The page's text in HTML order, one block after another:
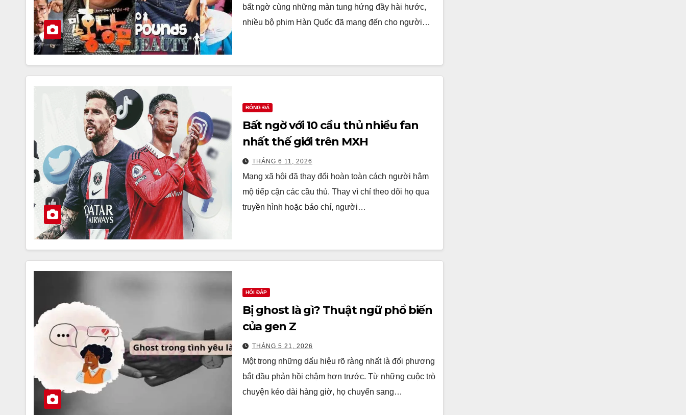
bất ngờ cùng những màn tung hứng đầy hài hước,
nhiều bộ phim Hàn Quốc đã mang đến cho người…
BÓNG ĐÁ
Bất ngờ với 10 cầu thủ nhiều fan
nhất thế giới trên MXH
THÁNG 6 11, 2026
Mạng xã hội đã thay đổi hoàn toàn cách người hâm
mộ tiếp cận các cầu thủ. Thay vì chỉ theo dõi họ qua
truyền hình hoặc báo chí, người…
HỎI ĐÁP
Bị ghost là gì? Thuật ngữ phổ biến
của gen Z
THÁNG 5 21, 2026
Một trong những dấu hiệu rõ ràng nhất là đối phương
bắt đầu phản hồi chậm hơn trước. Từ những cuộc trò
chuyện kéo dài hàng giờ, họ chuyển sang…